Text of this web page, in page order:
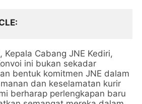
Kepala Cabang JNE Kediri,
ini bukan sekadar
bentuk komitmen JNE dalam
dan keselamatan kurir
berharap perlengkapan baru